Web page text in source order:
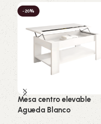
-20%
Mesa centro elevable
Agueda Blanco